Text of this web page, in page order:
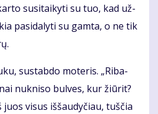
su­si­tai­ky­ti su tuo, kad už­
pa­si­da­ly­ti su gam­ta, o ne tik
su­stab­do mo­te­ris. „Ri­ba­
nu­kni­so bul­ves, kur žiū­rit?
juos vi­sus iš­šau­dy­čiau, tuš­čia